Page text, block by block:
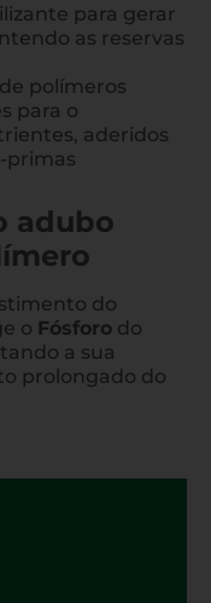
para gerar
as reservas
polímeros
para o
aderidos
primas
adubo
do
o Fósforo do
a sua
prolongado do